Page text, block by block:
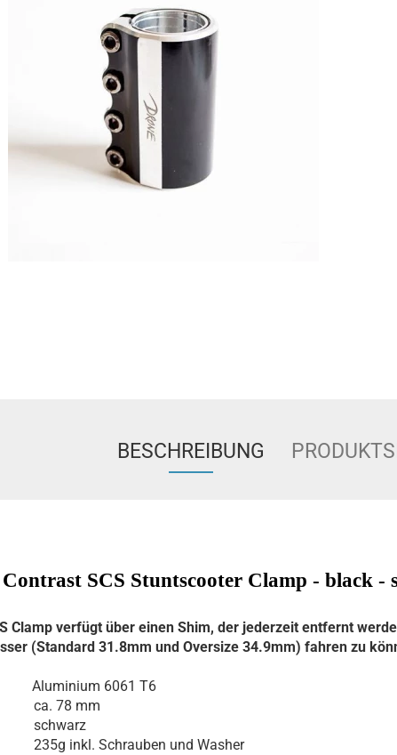
BESCHREIBUNG
SCS Stuntscooter Clamp - black -
Clamp verfügt über einen Shim, der jederzeit entfernt
(Standard 31.8mm und Oversize 34.9mm) fahren zu
Aluminium 6061 T6
ca. 78 mm
235g inkl. Schrauben und Washer